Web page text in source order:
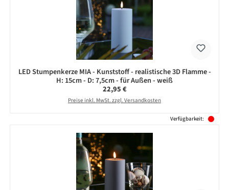
LED Stumpenkerze MIA - Kunststoff - realistische 3D Flamme -
H: 15cm - D: 7,5cm - für Außen - weiß
Regulärer Preis:
22,95 €
Preise inkl. MwSt. zzgl. Versandkosten
Verfügbarkeit: